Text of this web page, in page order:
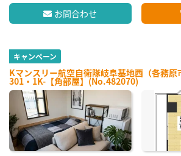
お問合わせ
キャンペーン
Kマンスリー航空自衛隊岐阜基地西（各務原
301・1K-【角部屋】(No.482070)